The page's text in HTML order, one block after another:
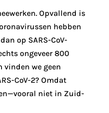
Opvallend is
hebben
op SARS-CoV-
ongeveer 800
vinden we geen
CoV-2? Omdat
niet in Zuid-